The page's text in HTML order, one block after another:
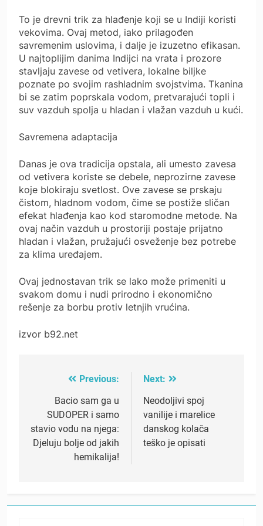
To je drevni trik za hlađenje koji se u Indiji koristi
vekovima. Ovaj metod, iako prilagođen
savremenim uslovima, i dalje je izuzetno efikasan.
U najtoplijim danima Indijci na vrata i prozore
stavljaju zavese od vetivera, lokalne biljke
poznate po svojim rashladnim svojstvima. Tkanina
bi se zatim poprskala vodom, pretvarajući topli i
suv vazduh spolja u hladan i vlažan vazduh u kući.
Savremena adaptacija
Danas je ova tradicija opstala, ali umesto zavesa
od vetivera koriste se debele, neprozirne zavese
koje blokiraju svetlost. Ove zavese se prskaju
čistom, hladnom vodom, čime se postiže sličan
efekat hlađenja kao kod staromodne metode. Na
ovaj način vazduh u prostoriji postaje prijatno
hladan i vlažan, pružajući osveženje bez potrebe
za klima uređajem.
Ovaj jednostavan trik se lako može primeniti u
svakom domu i nudi prirodno i ekonomično
rešenje za borbu protiv letnjih vrućina.
izvor b92.net
navigation
Previous:
Bacio sam ga u
SUDOPER i samo
stavio vodu na njega:
Djeluju bolje od jakih
hemikalija!
Next:
Neodoljivi spoj
vanilije i marelice
danskog kolača
teško je opisati